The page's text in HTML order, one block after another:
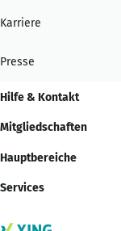
Karriere
Presse
Hilfe & Kontakt
Mitgliedschaften
Hauptbereiche
Services